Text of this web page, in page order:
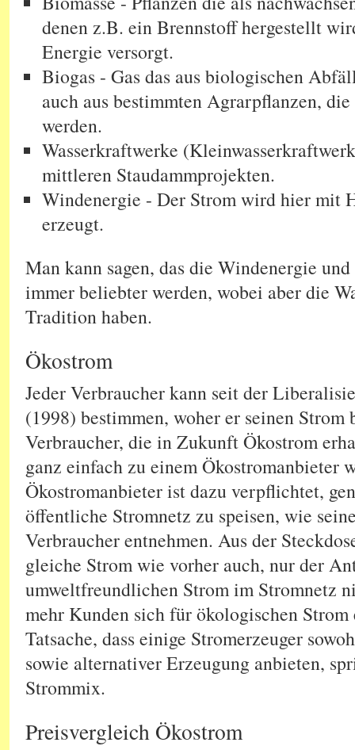
denen z.B. ein Brennstoff hergestellt
Energie versorgt.
Biogas - Gas das aus biologischen
auch aus bestimmten Agrarpflanzen,
werden.
Wasserkraftwerke
mittleren Staudammprojekten.
Windenergie - Der Strom wird hier mit
erzeugt.
Man kann sagen, das die Windenergie
immer beliebter werden, wobei aber die
Tradition haben.
Ökostrom
Jeder Verbraucher kann seit der
(1998) bestimmen, woher er seinen Strom
Verbraucher, die in Zukunft Ökostrom
ganz einfach zu einem Ökostromanbieter
Ökostromanbieter ist dazu verpflichtet,
öffentliche Stromnetz zu speisen, wie
Verbraucher entnehmen. Aus der
gleiche Strom wie vorher auch, nur der
umweltfreundlichen Strom im Stromnetz
mehr Kunden sich für ökologischen
Tatsache, dass einige Stromerzeuger
sowie alternativer Erzeugung anbieten,
Strommix.
Preisvergleich Ökostrom